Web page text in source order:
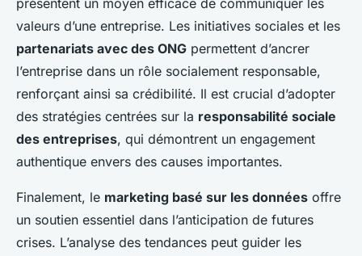
présentent un moyen efficace de communiquer les
valeurs d’une entreprise. Les initiatives sociales et les
partenariats avec des ONG permettent d’ancrer
l’entreprise dans un rôle socialement responsable,
renforçant ainsi sa crédibilité. Il est crucial d’adopter
des stratégies centrées sur la responsabilité sociale
des entreprises, qui démontrent un engagement
authentique envers des causes importantes.
Finalement, le marketing basé sur les données offre
un soutien essentiel dans l’anticipation de futures
crises. L’analyse des tendances peut guider les